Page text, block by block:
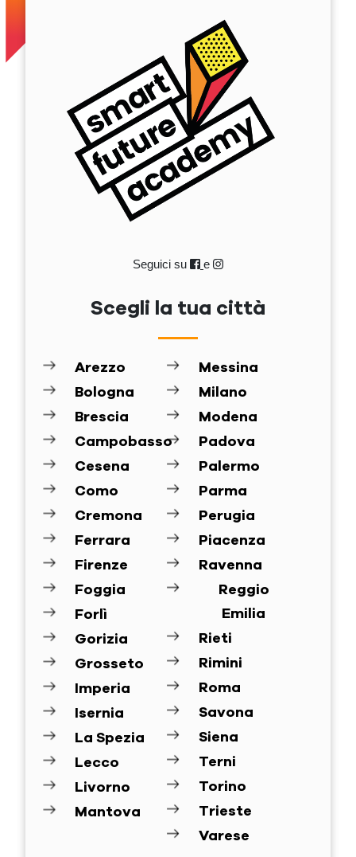
Seguici su e
Scegli la tua città
Arezzo
Bologna
Brescia
Campobasso
Cesena
Como
Cremona
Ferrara
Firenze
Foggia
Forlì
Gorizia
Grosseto
Imperia
Isernia
La Spezia
Lecco
Livorno
Mantova
Messina
Milano
Modena
Padova
Palermo
Parma
Perugia
Piacenza
Ravenna
Reggio
Emilia
Rieti
Rimini
Roma
Savona
Siena
Terni
Torino
Trieste
Varese